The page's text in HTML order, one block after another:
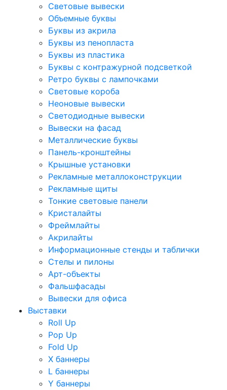
Световые вывески
Объемные буквы
Буквы из акрила
Буквы из пенопласта
Буквы из пластика
Буквы с контражурной подсветкой
Ретро буквы с лампочками
Световые короба
Неоновые вывески
Светодиодные вывески
Вывески на фасад
Металлические буквы
Панель-кронштейны
Крышные установки
Рекламные металлоконструкции
Рекламные щиты
Тонкие световые панели
Кристалайты
Фреймлайты
Акрилайты
Информационные стенды и таблички
Стелы и пилоны
Арт-объекты
Фальшфасады
Вывески для офиса
Выставки
Roll Up
Pop Up
Fold Up
Х баннеры
L баннеры
Y баннеры